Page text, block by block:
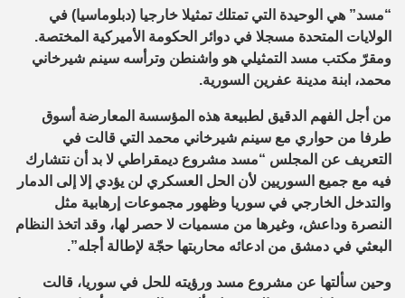
“مسد” هي الوحيدة التي تمتلك تمثيلا خارجيا (دبلوماسيا) في
الولايات المتحدة مسجلا في دوائر الحكومة الأميركية المختصة.
ومقرّ مكتب مسد التمثيلي هو واشنطن وترأسه سينم شيرخاني
محمد، ابنة مدينة عفرين السورية.
من أجل الفهم الدقيق لطبيعة هذه المؤسسة المعارضة أسوق
طرفا من حواري مع سينم شيرخاني محمد التي قالت في
التعريف عن المجلس “مسد مشروع ديمقراطي لا بد أن نتشارك
فيه مع جميع السوريين لأن الحل العسكري لن يؤدي إلا إلى الدمار
والتدخل الخارجي في سوريا وظهور مجموعات إرهابية مثل
النصرة وداعش، وغيرها من مسميات لا حصر لها، وقد اتخذ النظام
البعثي في دمشق من ادعائه محاربتها حجّة لإطالة أجله”.
وحين سألتها عن مشروع مسد ورؤيته للحل في سوريا، قالت